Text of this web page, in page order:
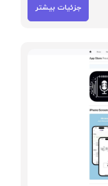
جزئیات بیشتر